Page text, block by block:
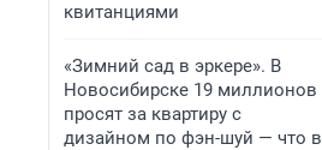
квитанциями
«Зимний сад в эркере». В
Новосибирске 19 миллионов
просят за квартиру с
дизайном по фэн-шуй — что в